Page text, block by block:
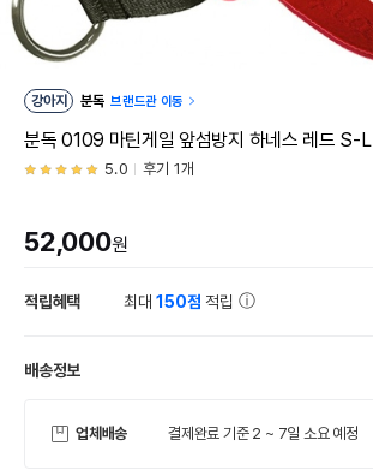
강아지 분독 브랜드관 이동
분독 0109 마틴게일 앞섬방지 하네스 레드 S-L
5.0 후기 1개
52,000원
적립혜택 최대150점 적립
배송정보
업체배송 결제완료 기준 2 ~ 7일 소요 예정